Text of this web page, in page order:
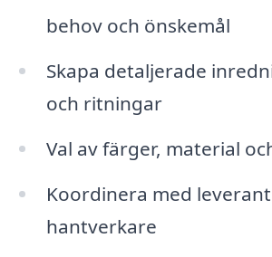
behov och önskemål
Skapa detaljerade
och ritningar
Val av färger, material
Koordinera med
hantverkare